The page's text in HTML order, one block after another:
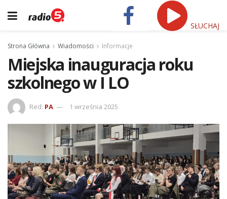
SŁUCHAJ
Strona Główna Wiadomości Informacje
Miejska inauguracja roku
szkolnego w I LO
Red. PA 1 września 2025